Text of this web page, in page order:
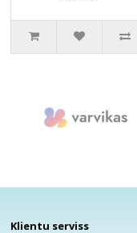
Klientu serviss